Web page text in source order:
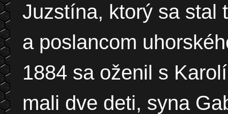
Juzstína, ktorý sa stal
a poslancom
1884 sa oženil s
mali dve deti, syna